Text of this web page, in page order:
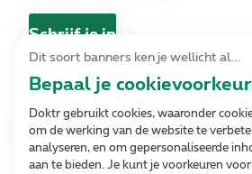
Schrijf je in
Contact
Contacteer ons